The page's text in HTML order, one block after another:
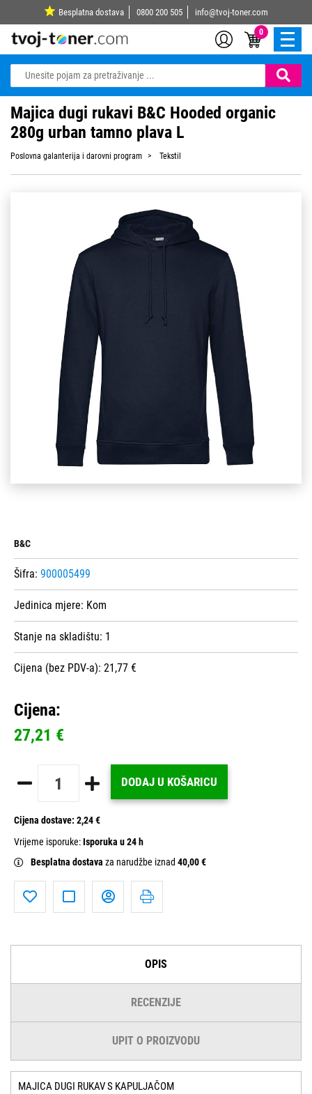
Besplatna dostava 0800 200 505 info@tvoj-toner.com
0
Majica dugi rukavi B&C Hooded organic
280g urban tamno plava L
Poslovna galanterija i darovni program Tekstil
B&C
Šifra: 900005499
Jedinica mjere: Kom
Stanje na skladištu: 1
Cijena (bez PDV-a): 21,77 €
Cijena:
27,21 €
DODAJ U KOŠARICU
Cijena dostave: 2,24 €
Vrijeme isporuke:Isporuka u 24 h
Besplatna dostava za narudžbe iznad 40,00 €
OPIS
RECENZIJE
UPIT O PROIZVODU
MAJICA DUGI RUKAV S KAPULJAČOM